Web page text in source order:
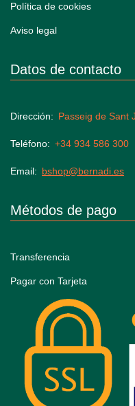
Política de cookies
Aviso legal
Datos de contacto
Dirección Passeig de Sant
Teléfono +34 934 586 300
Email bshop@bernadi.es
Métodos de pago
Transferencia
Pagar con Tarjeta